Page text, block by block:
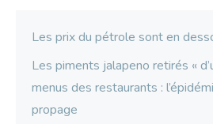
Les prix du pétrole sont en
Les piments jalapeno retirés «
menus des restaurants :
propage